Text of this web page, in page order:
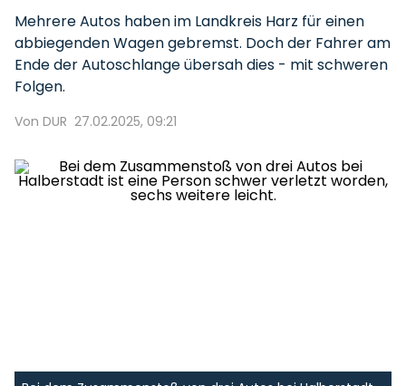
Mehrere Autos haben im Landkreis Harz für einen
abbiegenden Wagen gebremst. Doch der Fahrer am
Ende der Autoschlange übersah dies - mit schweren
Folgen.
Von DUR 27.02.2025, 09:21